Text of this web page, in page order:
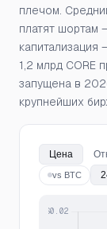
плечом.
платят шортам
1,2 млрд CORE
запущена в
крупнейших
Цена
vs BTC